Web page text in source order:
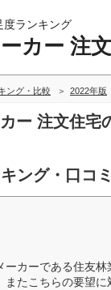
度ランキング
カー 注
ング・比較 2022年版
ー 注文住
ング・口コミ
ーカーである住友
たこちらの要望